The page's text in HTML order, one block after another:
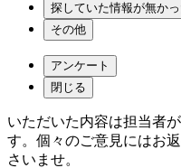
探していた情報が無か
その他
アンケート
閉じる
いただいた内容は担当者
す。個々のご意見にはお
さいませ。